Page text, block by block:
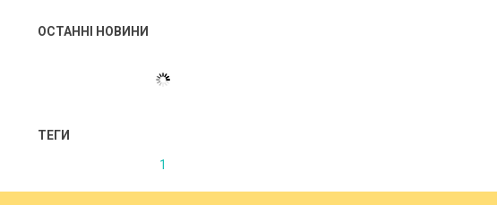
ОСТАННІ НОВИНИ
ТЕГИ
1